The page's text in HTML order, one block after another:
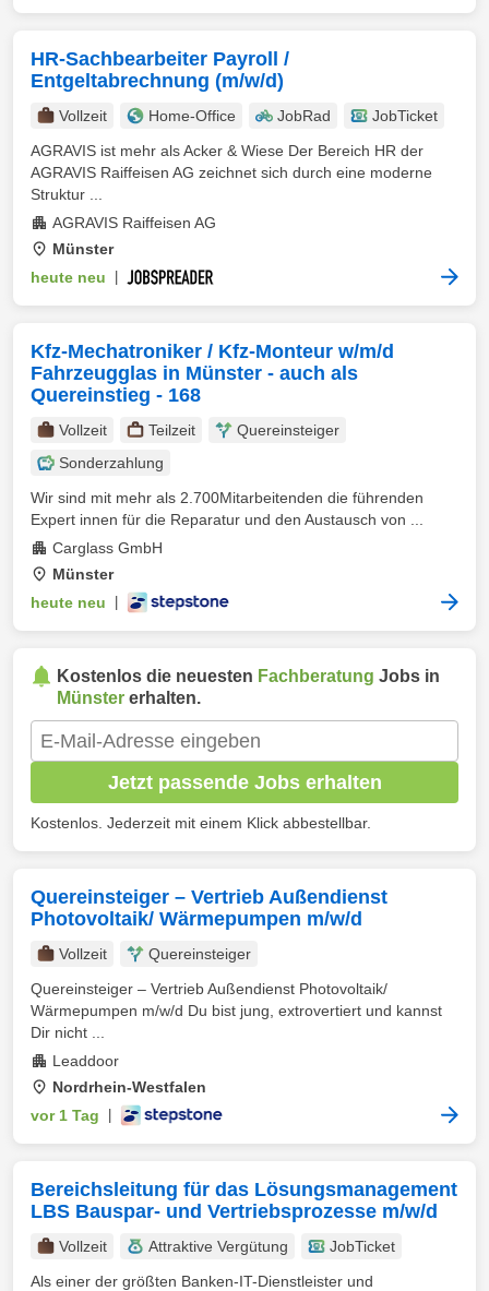
HR-Sachbearbeiter Payroll /
Entgeltabrechnung (m/w/d)
Vollzeit Home-Office JobRad
JobTicket
AGRAVIS ist mehr als Acker & Wiese Der Bereich HR der
AGRAVIS Raiffeisen AG zeichnet sich durch eine moderne
Struktur ...
AGRAVIS Raiffeisen AG
Münster
heute neu
Kfz-Mechatroniker / Kfz-Monteur w/m/d
Fahrzeugglas in Münster - auch als
Quereinstieg - 168
Vollzeit Teilzeit
Quereinsteiger
Sonderzahlung
Wir sind mit mehr als 2.700Mitarbeitenden die führenden
Expert innen für die Reparatur und den Austausch von ...
Carglass GmbH
Münster
heute neu
Kostenlos die neuesten Fachberatung Jobs in
Münster erhalten.
Jetzt passende Jobs erhalten
Kostenlos. Jederzeit mit einem Klick abbestellbar.
Quereinsteiger – Vertrieb Außendienst
Photovoltaik/ Wärmepumpen m/w/d
Vollzeit
Quereinsteiger
Quereinsteiger – Vertrieb Außendienst Photovoltaik/
Wärmepumpen m/w/d Du bist jung, extrovertiert und kannst
Dir nicht ...
Leaddoor
Nordrhein-Westfalen
vor 1 Tag
Bereichsleitung für das Lösungsmanagement
LBS Bauspar- und Vertriebsprozesse m/w/d
Vollzeit Attraktive Vergütung
JobTicket
Als einer der größten Banken-IT-Dienstleister und